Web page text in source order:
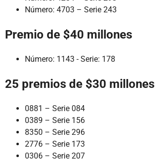
Número: 4703 – Serie 243
Premio de $40 millones
Número: 1143 - Serie: 178
25 premios de $30 millones
0881 – Serie 084
0389 – Serie 156
8350 – Serie 296
2776 – Serie 173
0306 – Serie 207